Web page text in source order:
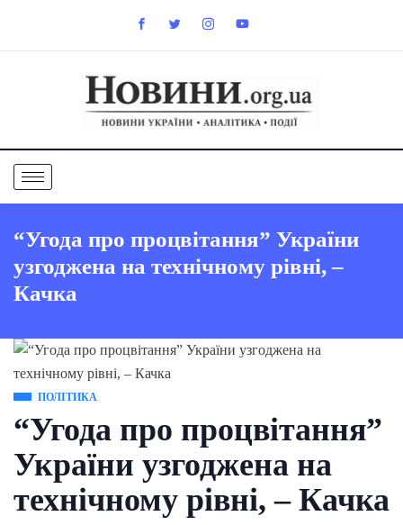
“Угода про процвітання” України
узгоджена на технічному рівні, –
Качка
ПОЛІТИКА
“Угода про процвітання”
України узгоджена на
технічному рівні, – Качка